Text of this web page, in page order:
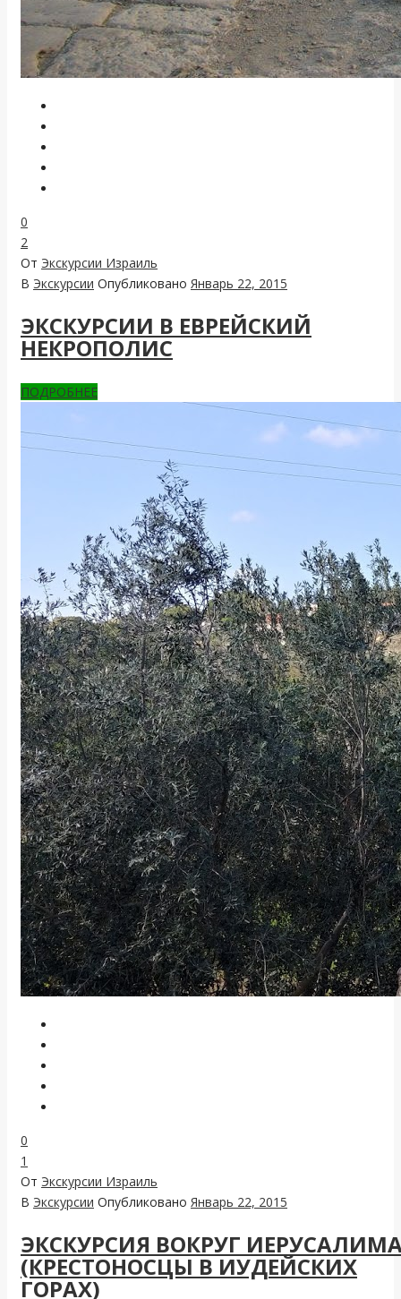
0
2
От Экскурсии Израиль
В Экскурсии Опубликовано Январь 22, 2015
ЭКСКУРСИИ В ЕВРЕЙСКИЙ
НЕКРОПОЛИС
ПОДРОБНЕЕ
0
1
От Экскурсии Израиль
В Экскурсии Опубликовано Январь 22, 2015
ЭКСКУРСИЯ ВОКРУГ
(КРЕСТОНОСЦЫ В ИУДЕЙСКИХ
ГОРАХ)